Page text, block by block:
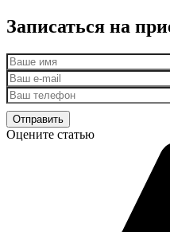
Записаться на
Оцените статью